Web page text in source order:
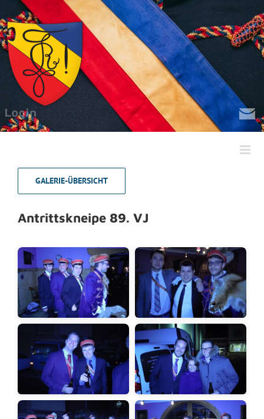
Inhalt
springen
GALERIE-ÜBERSICHT
Antrittskneipe 89. VJ